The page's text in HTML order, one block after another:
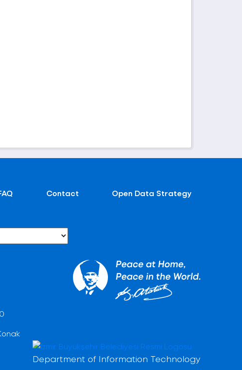
Contact Open Data Strategy
Department of Information Technology